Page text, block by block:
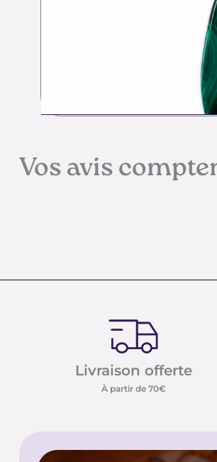
Vos avis
Livraison offerte
À partir de 70€